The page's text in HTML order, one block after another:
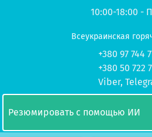
© 2026 UP-STUDY
10:00-18:00 -
Всеукраинская
+380 97 744
+380 50 722
Viber,
Резюмировать с помощью ИИ